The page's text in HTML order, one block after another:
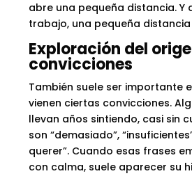
abre una pequeña distancia. Y
trabajo, una pequeña
Exploración del
convicciones
También suele ser importante
vienen ciertas convicciones.
llevan años sintiendo, casi sin
son “demasiado”,
querer”. Cuando esas frases
con calma, suele aparecer su